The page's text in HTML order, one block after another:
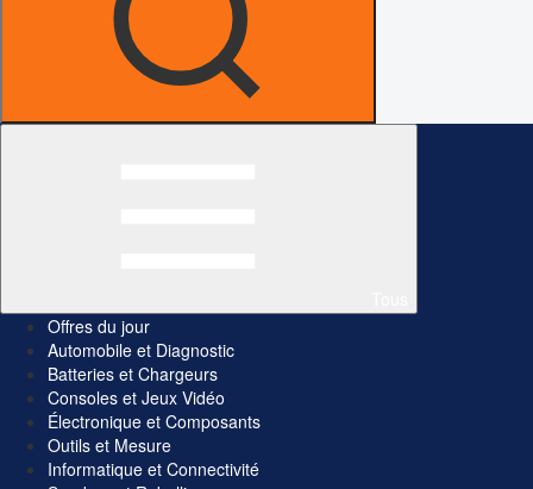
Offres du jour
Automobile et Diagnostic
Batteries et Chargeurs
Consoles et Jeux Vidéo
Électronique et Composants
Outils et Mesure
Informatique et Connectivité